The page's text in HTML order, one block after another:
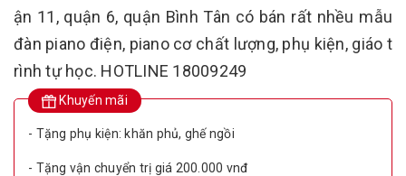
ận 11, quận 6, quận Bình Tân có bán rất nhều mẫu
đàn piano điện, piano cơ chất lượng, phụ kiện, giáo t
rình tự học. HOTLINE 18009249
Khuyến mãi
- Tặng phụ kiện: khăn phủ, ghế ngồi
- Tặng vận chuyển trị giá 200.000 vnđ